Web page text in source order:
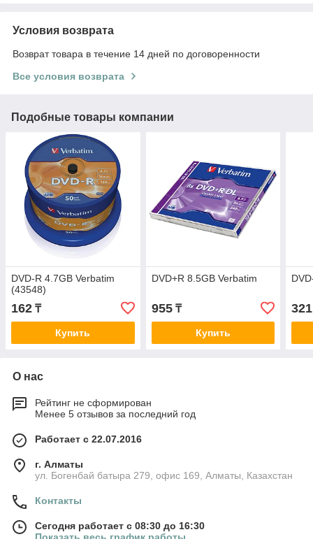
Условия возврата
Возврат товара в течение 14 дней по договоренности
Все условия возврата
Подобные товары компании
DVD-R 4.7GB Verbatim
(43548)
162 ₸
Купить
DVD+R 8.5GB Verbatim
955₸
Купить
321
О нас
Рейтинг не сформирован
Менее 5 отзывов за последний год
Работает с 22.07.2016
г. Алматы
ул. Богенбай батыра 279, офис 169, Алматы, Казахстан
Контакты
Сегодня работает с 08:30 до 16:30